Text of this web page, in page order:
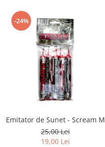
-24%
Emitator de Sunet - Scream M
25,00 Lei
19,00 Lei